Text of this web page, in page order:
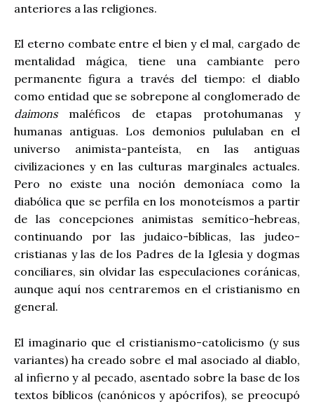
anteriores a las religiones.
El eterno combate entre el bien y el mal, cargado de
mentalidad mágica, tiene una cambiante pero
permanente figura a través del tiempo: el diablo
como entidad que se sobrepone al conglomerado de
daimons maléficos de etapas protohumanas y
humanas antiguas. Los demonios pululaban en el
universo animista-panteísta, en las antiguas
civilizaciones y en las culturas marginales actuales.
Pero no existe una noción demoníaca como la
diabólica que se perfila en los monoteísmos a partir
de las concepciones animistas semítico-hebreas,
continuando por las judaico-bíblicas, las judeo-
cristianas y las de los Padres de la Iglesia y dogmas
conciliares, sin olvidar las especulaciones coránicas,
aunque aquí nos centraremos en el cristianismo en
general.
El imaginario que el cristianismo-catolicismo (y sus
variantes) ha creado sobre el mal asociado al diablo,
al infierno y al pecado, asentado sobre la base de los
textos bíblicos (canónicos y apócrifos), se preocupó